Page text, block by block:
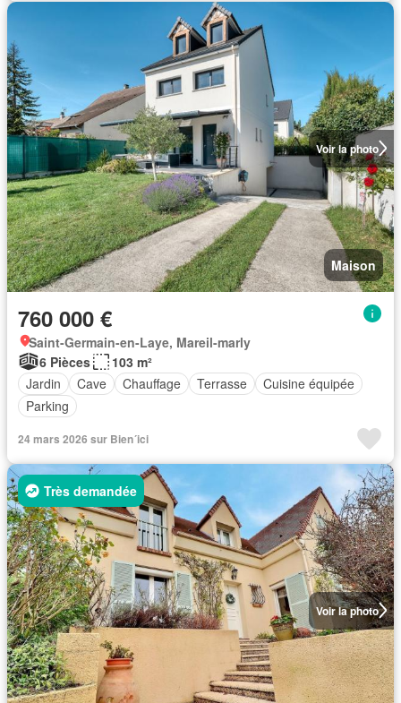
Voir la photo
Maison
760 000 €
Saint-Germain-en-Laye, Mareil-marly
6 Pièces
103 m²
Jardin
Cave Chauffage Terrasse
Cuisine équipée
Parking
24 mars 2026 sur Bien´ici
Voir la photo
Très demandée